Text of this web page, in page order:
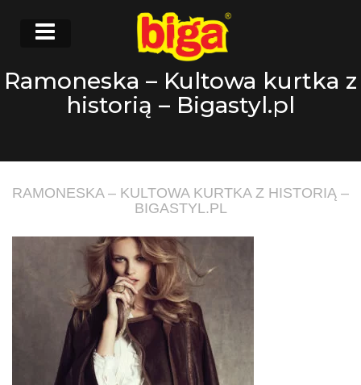
Ramoneska – Kultowa kurtka z
historią – Bigastyl.pl
RAMONESKA – KULTOWA KURTKA Z HISTORIĄ –
BIGASTYL.PL